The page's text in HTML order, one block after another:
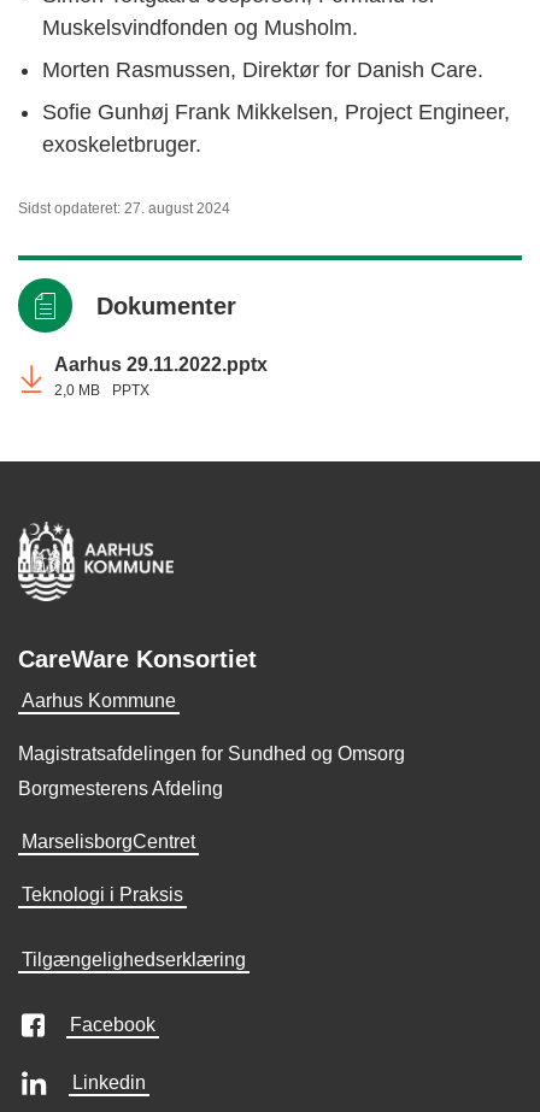
Muskelsvindfonden og Musholm.
Morten Rasmussen, Direktør for Danish Care.
Sofie Gunhøj Frank Mikkelsen, Project Engineer,
exoskeletbruger.
Sidst opdateret: 27. august 2024
Dokumenter
Aarhus 29.11.2022.pptx
2,0 MB PPTX
CareWare Konsortiet
Aarhus Kommune
Magistratsafdelingen for Sundhed og Omsorg
Borgmesterens Afdeling
MarselisborgCentret
Teknologi i Praksis
Tilgængelighedserklæring
Facebook
Linkedin